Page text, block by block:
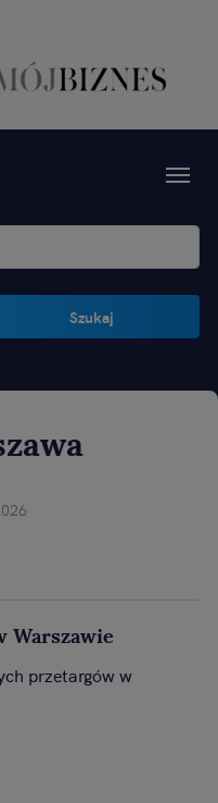
Szukaj
Warszawie
przetargów w